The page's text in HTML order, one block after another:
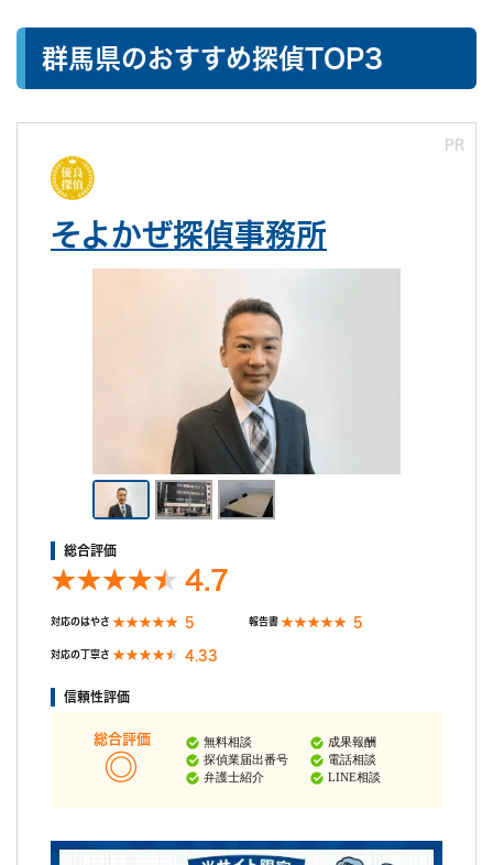
群馬県のおすすめ探偵TOP3
PR
そよかぜ探偵事務所
総合評価
4.7
対応のはやさ 5 報告書 5
対応の丁寧さ 4.33
信頼性評価
総合評価
無料相談
探偵業届出番号
弁護士紹介
成果報酬
電話相談
LINE相談